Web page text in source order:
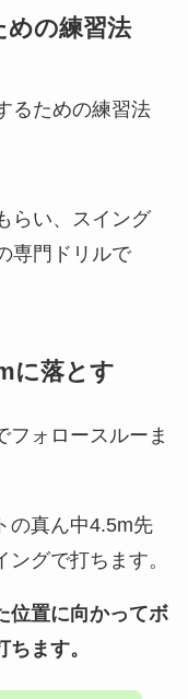
の練習法
るための練習法
らい、スイング
専門ドリルで
に落とす
フォロースルーま
の真ん中4.5m先
グで打ちます。
位置に向かってボ
ます。